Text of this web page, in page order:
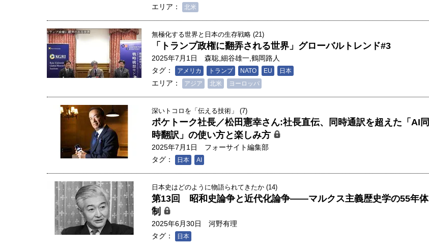
エリア： 北米
無極化する世界と日本の生存戦略 (21)
「トランプ政権に翻弄される世界」グローバルトレンド#3
2025年7月1日 森聡 細谷雄一 鶴岡路人
タグ：
アメリカ トランプ NATO EU 日本
エリア： アジア 北米 ヨーロッパ
深いトコロを「伝える技術」 (7)
ポケトーク社長／松田憲幸さん:社長直伝、同時通訳を超えた「AI同
時翻訳」の使い方と楽しみ方
2025年7月1日
フォーサイト編集部
タグ：
日本 AI
日本史はどのように物語られてきたか (14)
第13回 昭和史論争と近代化論争――マルクス主義歴史学の55年体
制
2025年6月30日
河野有理
タグ：
日本
人は「地上の太陽」を手にするか 核融